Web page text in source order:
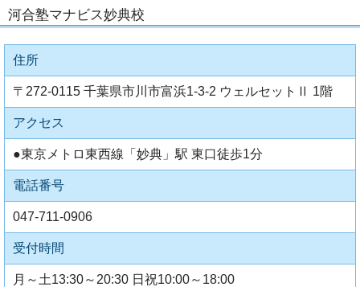
河合塾マナビス妙典校
住所
〒272-0115 千葉県市川市富浜1-3-2 ウェルセットⅡ 1階
アクセス
●東京メトロ東西線「妙典」駅 東口徒歩1分
電話番号
047-711-0906
受付時間
月～土13:30～20:30 日祝10:00～18:00